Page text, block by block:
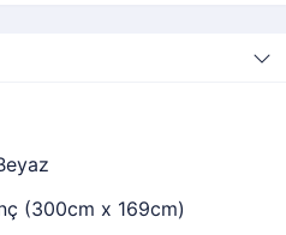
(300cm x 169cm)